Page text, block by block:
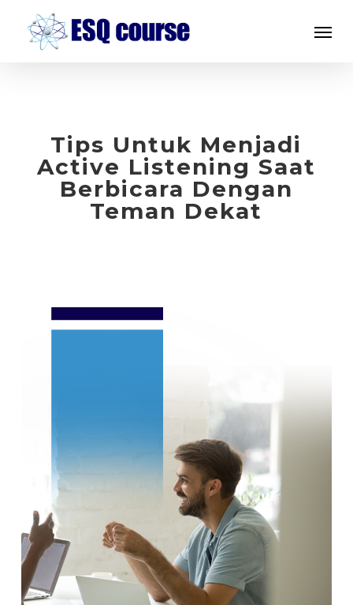
Tips Untuk Menjadi
Active Listening Saat
Berbicara Dengan
Teman Dekat